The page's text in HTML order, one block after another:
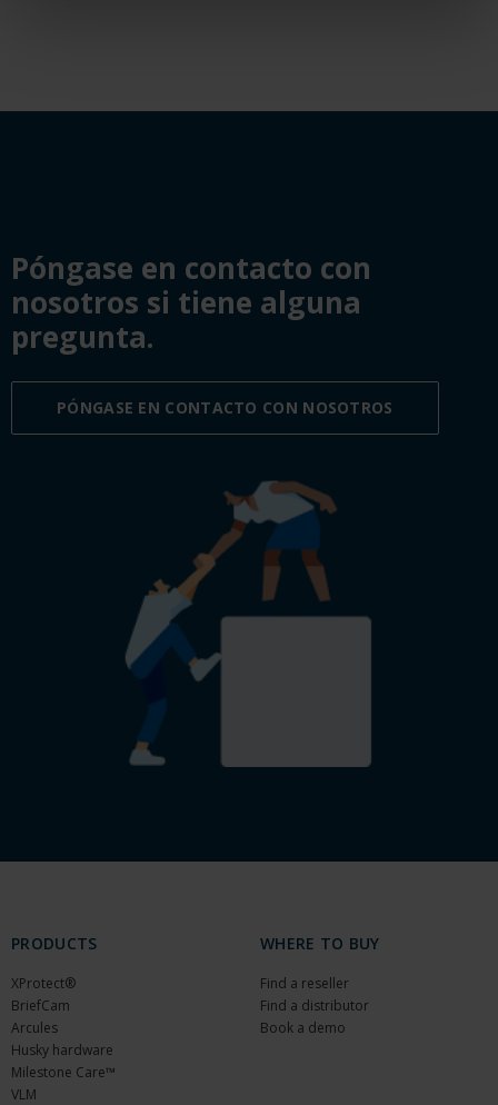
Póngase en contacto con
nosotros si tiene alguna
pregunta.
PÓNGASE EN CONTACTO CON NOSOTROS
PRODUCTS
XProtect®
BriefCam
Arcules
Husky hardware
Milestone Care™
VLM
WHERE TO BUY
Find a reseller
Find a distributor
Book a demo